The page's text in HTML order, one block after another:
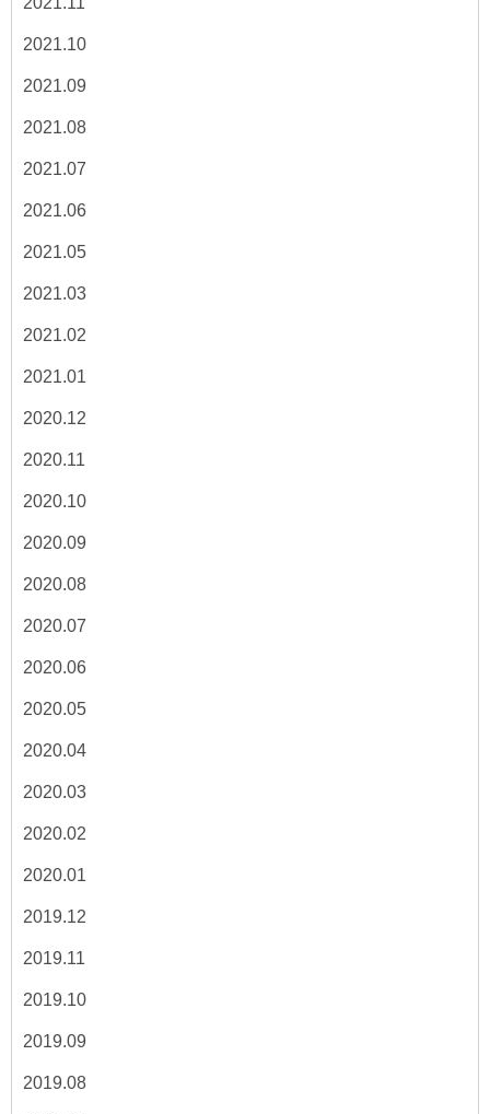
2021.10
2021.09
2021.08
2021.07
2021.06
2021.05
2021.03
2021.02
2021.01
2020.12
2020.11
2020.10
2020.09
2020.08
2020.07
2020.06
2020.05
2020.04
2020.03
2020.02
2020.01
2019.12
2019.11
2019.10
2019.09
2019.08